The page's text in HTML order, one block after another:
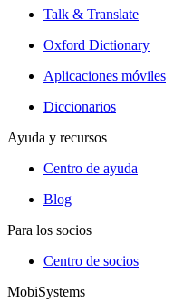
Talk & Translate
Oxford Dictionary
Aplicaciones móviles
Diccionarios
Ayuda y recursos
Centro de ayuda
Blog
Para los socios
Centro de socios
MobiSystems